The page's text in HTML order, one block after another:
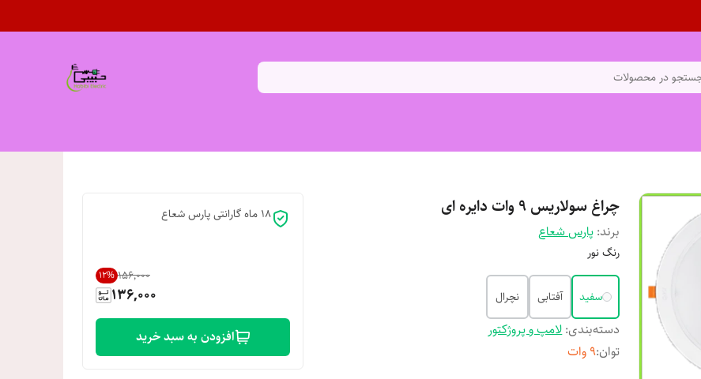
در محصولات
چراغ سولاریس 9 وات دایره ای
برند: پارس شعاع
رنگ نور
سفید آفتابی نچرال
دسته‌بندی:لامپ و پروژکتور
توان:9 وات
18 ماه گارانتی پارس شعاع
۱۵۶٬۰۰۰ 12%
136,000
افزودن به سبد خرید